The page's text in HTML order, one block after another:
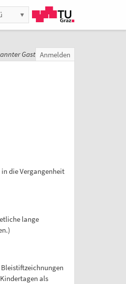
Gast Anmelden
die Vergangenheit
lange
als